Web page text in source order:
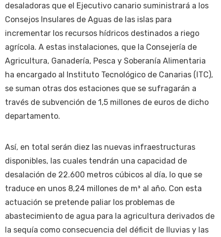
desaladoras que el Ejecutivo canario suministrará a los
Consejos Insulares de Aguas de las islas para
incrementar los recursos hídricos destinados a riego
agrícola. A estas instalaciones, que la Consejería de
Agricultura, Ganadería, Pesca y Soberanía Alimentaria
ha encargado al Instituto Tecnológico de Canarias (ITC),
se suman otras dos estaciones que se sufragarán a
través de subvención de 1,5 millones de euros de dicho
departamento.
Así, en total serán diez las nuevas infraestructuras
disponibles, las cuales tendrán una capacidad de
desalación de 22.600 metros cúbicos al día, lo que se
traduce en unos 8,24 millones de m³ al año. Con esta
actuación se pretende paliar los problemas de
abastecimiento de agua para la agricultura derivados de
la sequía como consecuencia del déficit de lluvias y las